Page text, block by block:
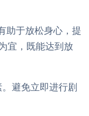
助于放松身心，提
宜，既能达到放
避免立即进行剧